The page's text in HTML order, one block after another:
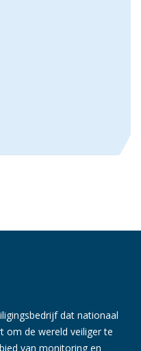
dat nationaal
om de wereld veiliger te
van monitoring en